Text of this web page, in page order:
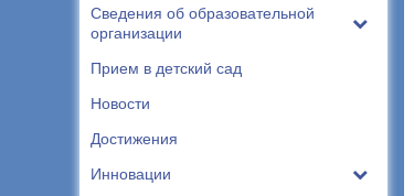
Сведения об образовательной
организации
Прием в детский сад
Новости
Достижения
Инновации